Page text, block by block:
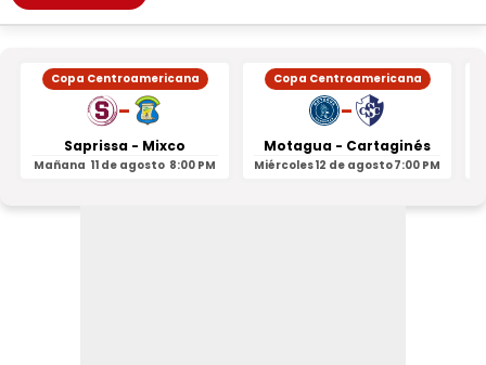
Copa Centroamericana
-
Saprissa - Mixco
Mañana 11 de agosto 8:00 PM
Copa Centroamericana
-
Motagua - Cartaginés
Miércoles12 de agosto7:00 PM